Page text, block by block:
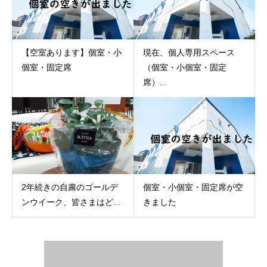
【空室あります】個室・小
個室・固定席
現在、個人専用スペース
（個室・小個室・固定
席）...
2年続きの自粛のゴールデ
ンウイーク、皆さまはど...
個室・小個室・固定席が空
きました